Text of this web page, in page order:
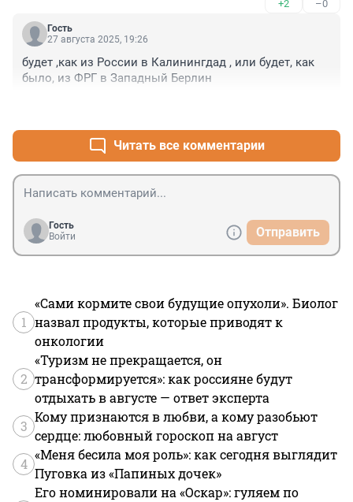
+2 –0
Гость
27 августа 2025, 19:26
будет ,как из России в Калинингдад , или будет, как
было, из ФРГ в Западный Берлин
Читать все комментарии
Гость
Войти
Отправить
1
«Сами кормите свои будущие опухоли». Биолог
назвал продукты, которые приводят к
онкологии
2
«Туризм не прекращается, он
трансформируется»: как россияне будут
отдыхать в августе — ответ эксперта
3
Кому признаются в любви, а кому разобьют
сердце: любовный гороскоп на август
4
«Меня бесила моя роль»: как сегодня выглядит
Пуговка из «Папиных дочек»
Его номинировали на «Оскар»: гуляем по